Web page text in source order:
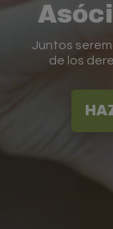
Juntos
de los